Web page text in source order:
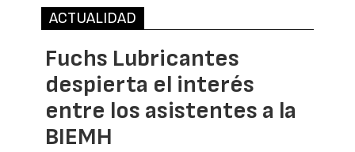
ACTUALIDAD
Fuchs Lubricantes
despierta el interés
entre los asistentes a la
BIEMH